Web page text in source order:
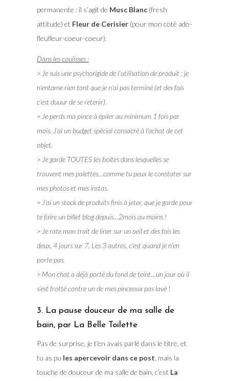
permanente : il s’agit de Musc Blanc(fresh
attitude) et Fleur de Cerisier(pour mon coté ado-
fleufleur-coeur-coeur).
Dans les coulisses :
> Je suis une psychorigide de l’utilisation de produit : je
n’entame rien tant que je n’ai pas terminé (et des fois
c’est duuur de se retenir).
> Je perds ma pince à épiler au minimum 1 fois par
mois. J’ai un budget spécial consacré à l’achat de cet
objet.
> Je garde TOUTES les boites dans lesquelles se
trouvent mes palettes…comme tu peux le constater sur
mes photos et mes instas.
> J’ai un stock de produits finis à jeter, que je garde pour
te faire un billet blog depuis…2mois au moins !
> Je rate mon trait de liner sur un oeil et des fois les
deux, 4 jours sur 7. Les 3 autres, c’est quand je n’en
porte pas.
> Mon chat a déjà porté du fond de teint…un jour où il
s’est frotté contre un de mes pinceaux pas lavé !
3. La pause douceur de ma salle de
bain, par La Belle Toilette
Pas de surprise, je t’en avais parlé dans le titre, et
tu as pu les apercevoir dans ce post , mais la
touche de douceur de ma salle de bain, c’est La